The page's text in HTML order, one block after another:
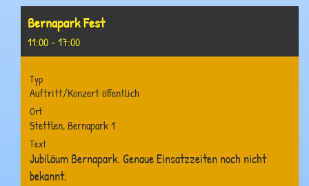
Bernapark Fest
11:00 - 17:00
Typ
Auftritt/Konzert öffentlich
Ort
Stettlen, Bernapark 1
Text
Jubiläum Bernapark. Genaue Einsatzzeiten noch nicht
bekannt.